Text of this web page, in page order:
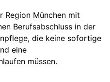
Region München mit
Berufsabschluss in der
die keine sofortige
eine
müssen.